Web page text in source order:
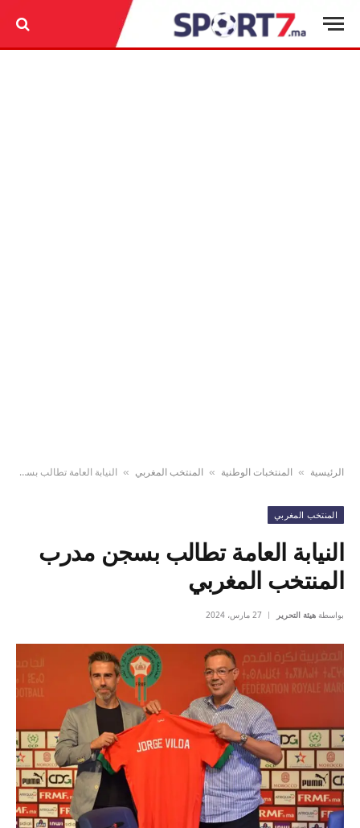
الرئيسية » المنتخبات الوطنية » المنتخب المغربي » النيابة العامة تطالب بسجن مدرب المنتخب المغربي
المنتخب المغربي
النيابة العامة تطالب بسجن مدرب
المنتخب المغربي
بواسطة هيئة التحرير 27 مارس، 2024